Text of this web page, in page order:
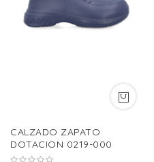
CALZADO ZAPATO
DOTACION 0219-000